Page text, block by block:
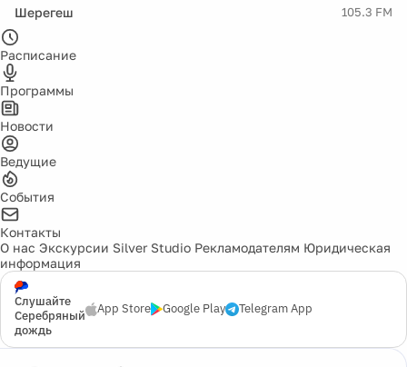
Шерегеш 105.3 FM
Расписание
Программы
Новости
Ведущие
События
Контакты
О нас Экскурсии Silver Studio Рекламодателям Юридическая
информация
Слушайте
Серебряный
дождь
App Store Google Play Telegram App